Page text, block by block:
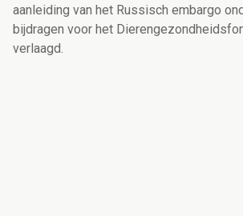
aanleiding van het Russisch embargo
bijdragen voor het
verlaagd.